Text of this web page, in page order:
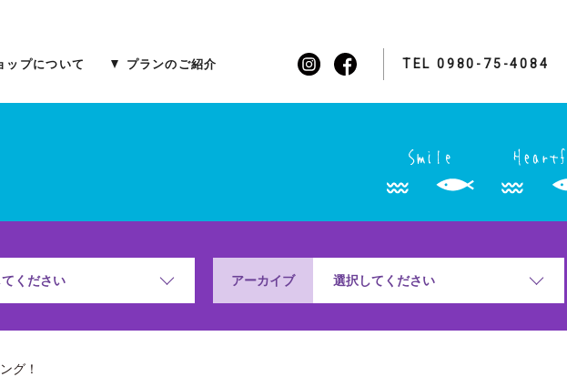
ップについて プランのご紹介 TEL 0980-75-4084
ください アーカイブ 選択してください
グ！